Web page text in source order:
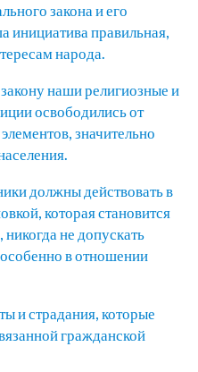
закона и его
инициатива правильная,
народа.
наши религиозные и
освободились от
значительно
должны действовать в
которая становится
не допускать
в отношении
и страдания, которые
гражданской